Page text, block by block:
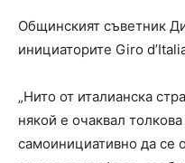
Общинският съветник
инициаторите Giro
„Нито от италианска
някой е очаквал
самоинициативно да се